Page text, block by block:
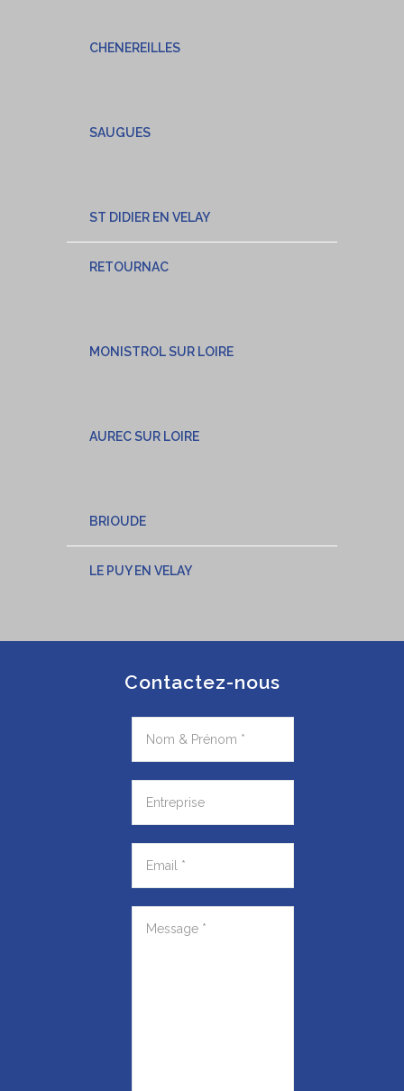
CHENEREILLES
SAUGUES
ST DIDIER EN VELAY
RETOURNAC
MONISTROL SUR LOIRE
AUREC SUR LOIRE
BRIOUDE
LE PUY EN VELAY
Contactez-nous